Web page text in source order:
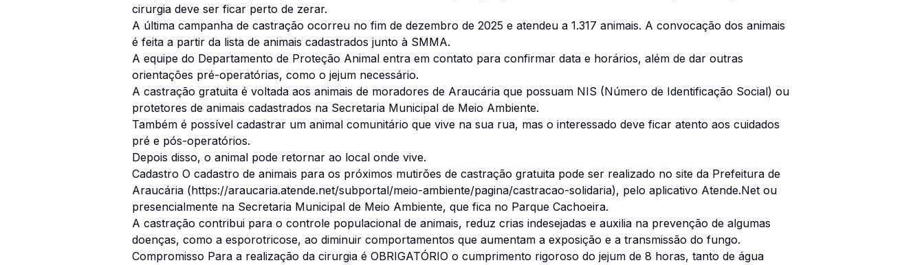
cirurgia deve ser ficar perto de zerar.
A última campanha de castração ocorreu no fim de dezembro de 2025 e atendeu a 1.317 animais. A convocação dos animais
é feita a partir da lista de animais cadastrados junto à SMMA.
A equipe do Departamento de Proteção Animal entra em contato para confirmar data e horários, além de dar outras
orientações pré-operatórias, como o jejum necessário.
A castração gratuita é voltada aos animais de moradores de Araucária que possuam NIS (Número de Identificação Social) ou
protetores de animais cadastrados na Secretaria Municipal de Meio Ambiente.
Também é possível cadastrar um animal comunitário que vive na sua rua, mas o interessado deve ficar atento aos cuidados
pré e pós-operatórios.
Depois disso, o animal pode retornar ao local onde vive.
Cadastro O cadastro de animais para os próximos mutirões de castração gratuita pode ser realizado no site da Prefeitura de
Araucária (https://araucaria.atende.net/subportal/meio-ambiente/pagina/castracao-solidaria), pelo aplicativo Atende.Net ou
presencialmente na Secretaria Municipal de Meio Ambiente, que fica no Parque Cachoeira.
A castração contribui para o controle populacional de animais, reduz crias indesejadas e auxilia na prevenção de algumas
doenças, como a esporotricose, ao diminuir comportamentos que aumentam a exposição e a transmissão do fungo.
Compromisso Para a realização da cirurgia é OBRIGATÓRIO o cumprimento rigoroso do jejum de 8 horas, tanto de água